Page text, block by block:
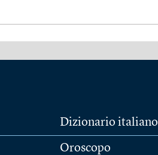
Dizionario italiano
Oroscopo